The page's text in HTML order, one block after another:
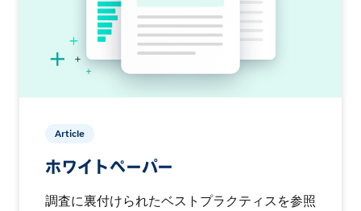
Article
ホワイトペーパー
調査に裏付けられたベストプラクティスを参照